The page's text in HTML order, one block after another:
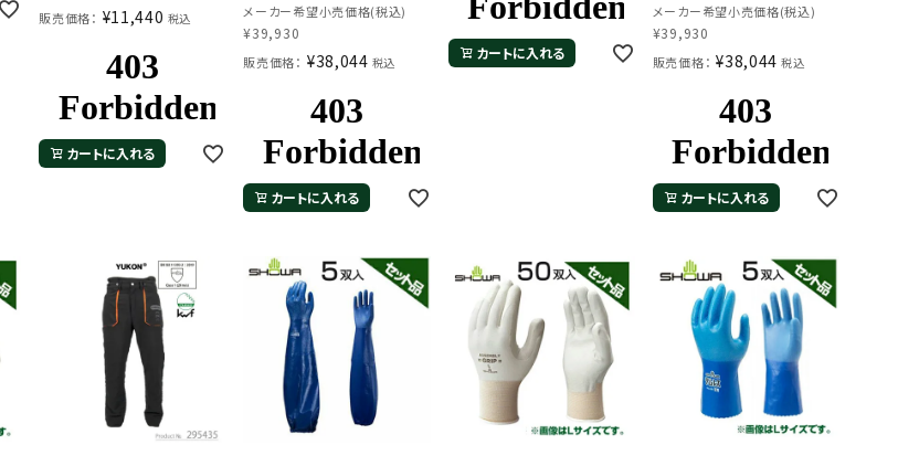
販売価格： ¥11,440 税込
カートに入れる
績！
メーカー希望小売価格(税込)
¥39,930
販売価格： ¥38,044 税込
カートに入れる
カートに入れる
100万着の実績！
メーカー希望小売価格(税込)
¥39,930
販売価格： ¥38,044 税込
カートに入れる